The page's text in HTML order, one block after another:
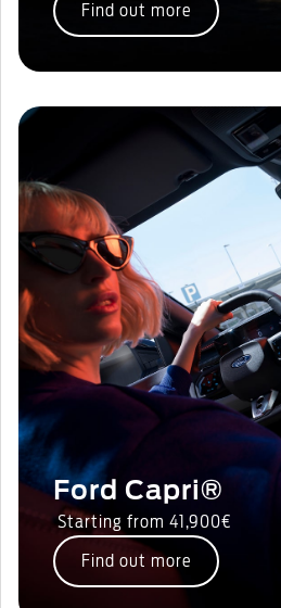
Find out more
Ford Capri®
Starting from 41,900€
Find out more